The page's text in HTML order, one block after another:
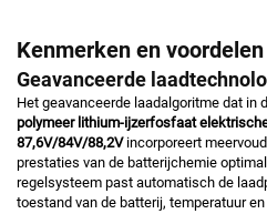
Kenmerken en voordelen
Geavanceerde
Het geavanceerde laadalgoritme dat in
polymeer lithium-ijzerfosfaat
87,6V/84V/88,2V incorporeert
prestaties van de batterijchemie
regelsysteem past automatisch de
toestand van de batterij, temperatuur